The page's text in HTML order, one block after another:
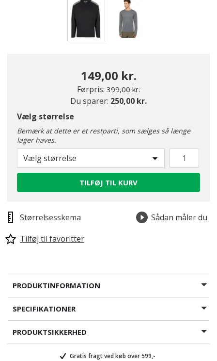
149,00 kr.
Førpris: Pris nedsat fra
399,00 kr.til
Du sparer: 250,00 kr.
Vælg størrelse
Bemærk at dette er et restparti, som sælges så længe
lager haves.
Vælg størrelse
TILFØJ TIL KURV
Størrelsesskema
Sådan måler du
Tilføj til favoritter
PRODUKTINFORMATION
SPECIFIKATIONER
PRODUKTSIKKERHED
Gratis fragt ved køb over 599,-